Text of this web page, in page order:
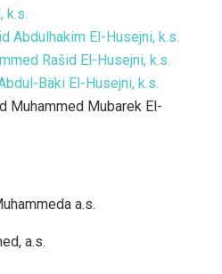
k.s.
Abdulhakim El-Husejni, k.s.
Rašid El-Husejni, k.s.
Bäki El-Husejni, k.s.
Muhammed Mubarek El-
a.s.
a.s.